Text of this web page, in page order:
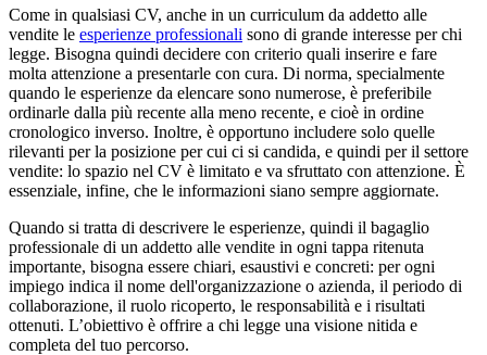
Come in qualsiasi CV, anche in un curriculum da addetto alle
vendite le esperienze professionali sono di grande interesse per chi
legge. Bisogna quindi decidere con criterio quali inserire e fare
molta attenzione a presentarle con cura. Di norma, specialmente
quando le esperienze da elencare sono numerose, è preferibile
ordinarle dalla più recente alla meno recente, e cioè in ordine
cronologico inverso. Inoltre, è opportuno includere solo quelle
rilevanti per la posizione per cui ci si candida, e quindi per il settore
vendite: lo spazio nel CV è limitato e va sfruttato con attenzione. È
essenziale, infine, che le informazioni siano sempre aggiornate.
Quando si tratta di descrivere le esperienze, quindi il bagaglio
professionale di un addetto alle vendite in ogni tappa ritenuta
importante, bisogna essere chiari, esaustivi e concreti: per ogni
impiego indica il nome dell'organizzazione o azienda, il periodo di
collaborazione, il ruolo ricoperto, le responsabilità e i risultati
ottenuti. L’obiettivo è offrire a chi legge una visione nitida e
completa del tuo percorso.